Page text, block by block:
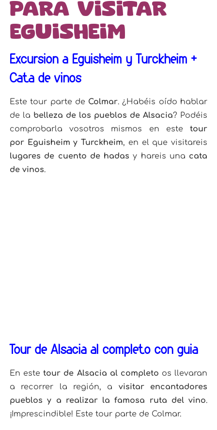
para visitar
Eguisheim
Excursión a Eguisheim y Turckheim +
Cata de vinos
Este tour parte de Colmar. ¿Habéis oído hablar
de la belleza de los pueblos de Alsacia? Podéis
comprobarla vosotros mismos en este tour
por Eguisheim y Turckheim, en el que visitareis
lugares de cuento de hadasy hareis una cata
de vinos.
Tour de Alsacia al completo con guía
En estetour de Alsacia al completo os llevaran
a recorrer la región, a visitar encantadores
pueblos y a realizar la famosa ruta del vino.
¡Imprescindible! Este tour parte de Colmar.